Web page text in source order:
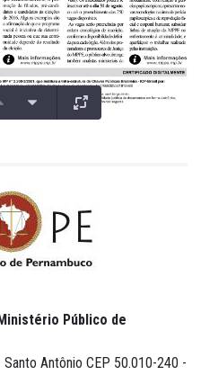
Público de
Antônio CEP 50.010-240 -